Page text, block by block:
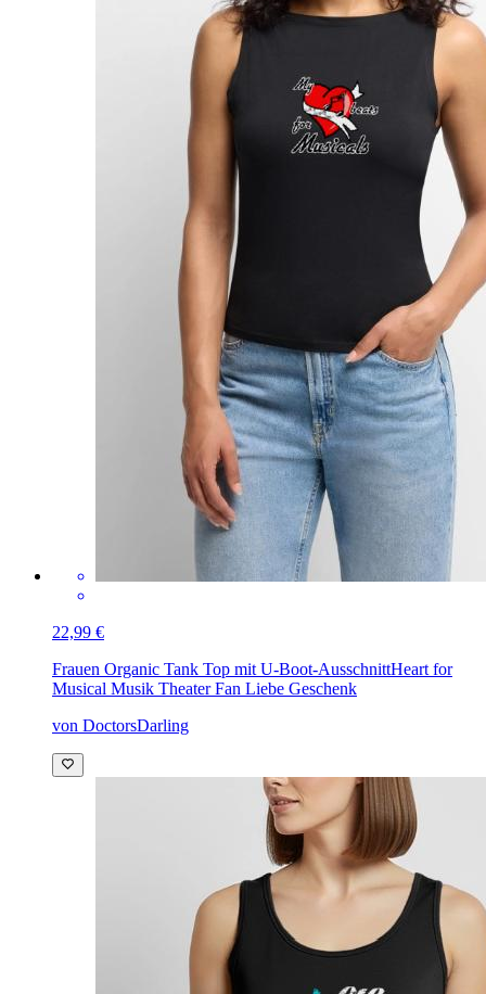
22,99 €
Frauen Organic Tank Top mit U-Boot-AusschnittHeart for
Musical Musik Theater Fan Liebe Geschenk
von DoctorsDarling